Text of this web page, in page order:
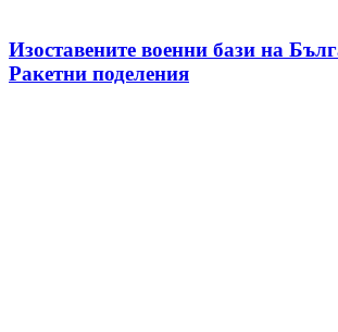
Изоставените военни бази на
Ракетни поделения